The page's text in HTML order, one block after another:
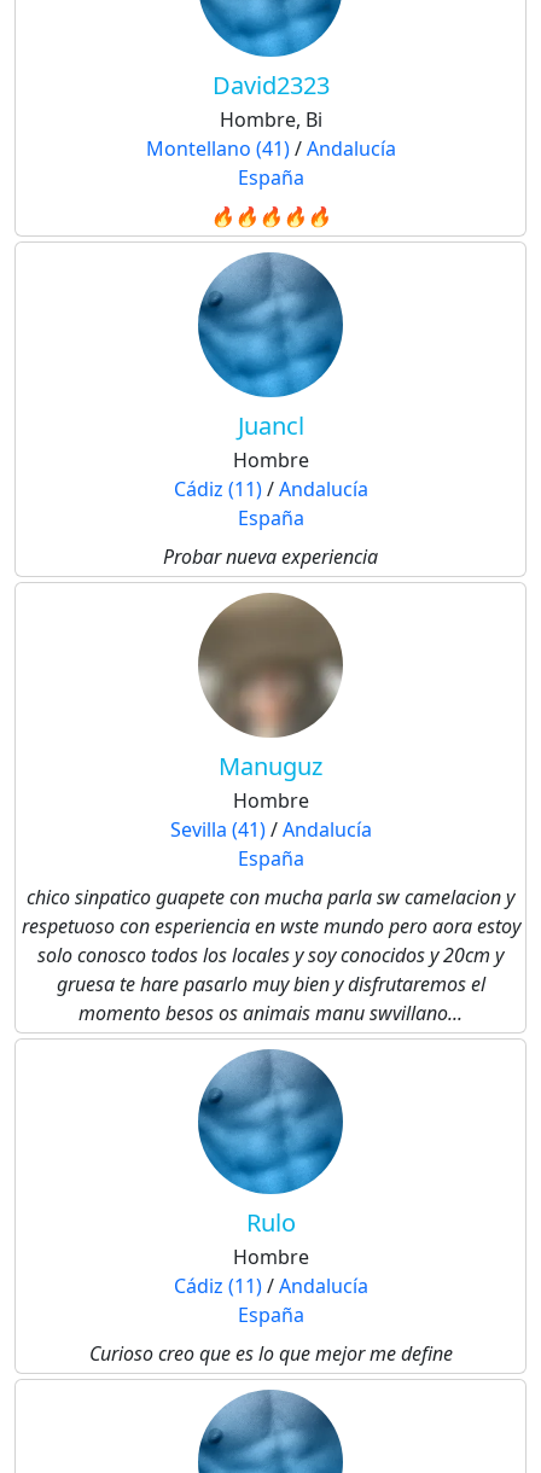
David2323
Hombre, Bi
Montellano (41)/Andalucía
España
🔥🔥🔥🔥🔥
Juancl
Hombre
Cádiz (11)/Andalucía
España
Probar nueva experiencia
Manuguz
Hombre
Sevilla (41)/Andalucía
España
chico sinpatico guapete con mucha parla sw camelacion y
respetuoso con esperiencia en wste mundo pero aora estoy
solo conosco todos los locales y soy conocidos y 20cm y
gruesa te hare pasarlo muy bien y disfrutaremos el
momento besos os animais manu swvillano...
Rulo
Hombre
Cádiz (11)/Andalucía
España
Curioso creo que es lo que mejor me define